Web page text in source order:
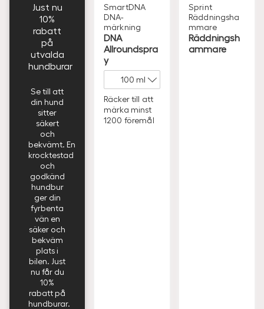
Just nu
10%
rabatt
på
utvalda
hundburar
Se till att
din hund
sitter
säkert
och
bekvämt. En
krocktestad
och
godkänd
hundbur
ger din
fyrbenta
vän en
säker och
bekväm
plats i
bilen. Just
nu får du
10%
rabatt på
hundburar.
SmartDNA
DNA-
märkning
DNA
Allroundspra
y
Räcker till att
märka minst
1200 föremål
Sprint
Räddningsha
mmare
Räddningsh
ammare